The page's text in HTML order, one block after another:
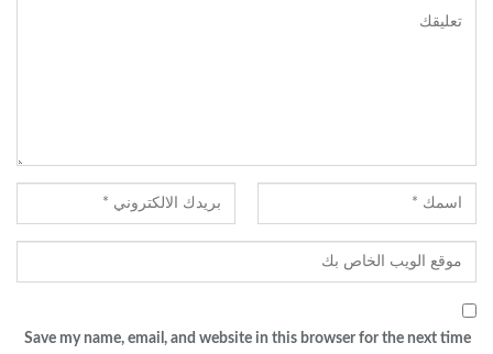
Save my name, email, and website in this browser for the next time